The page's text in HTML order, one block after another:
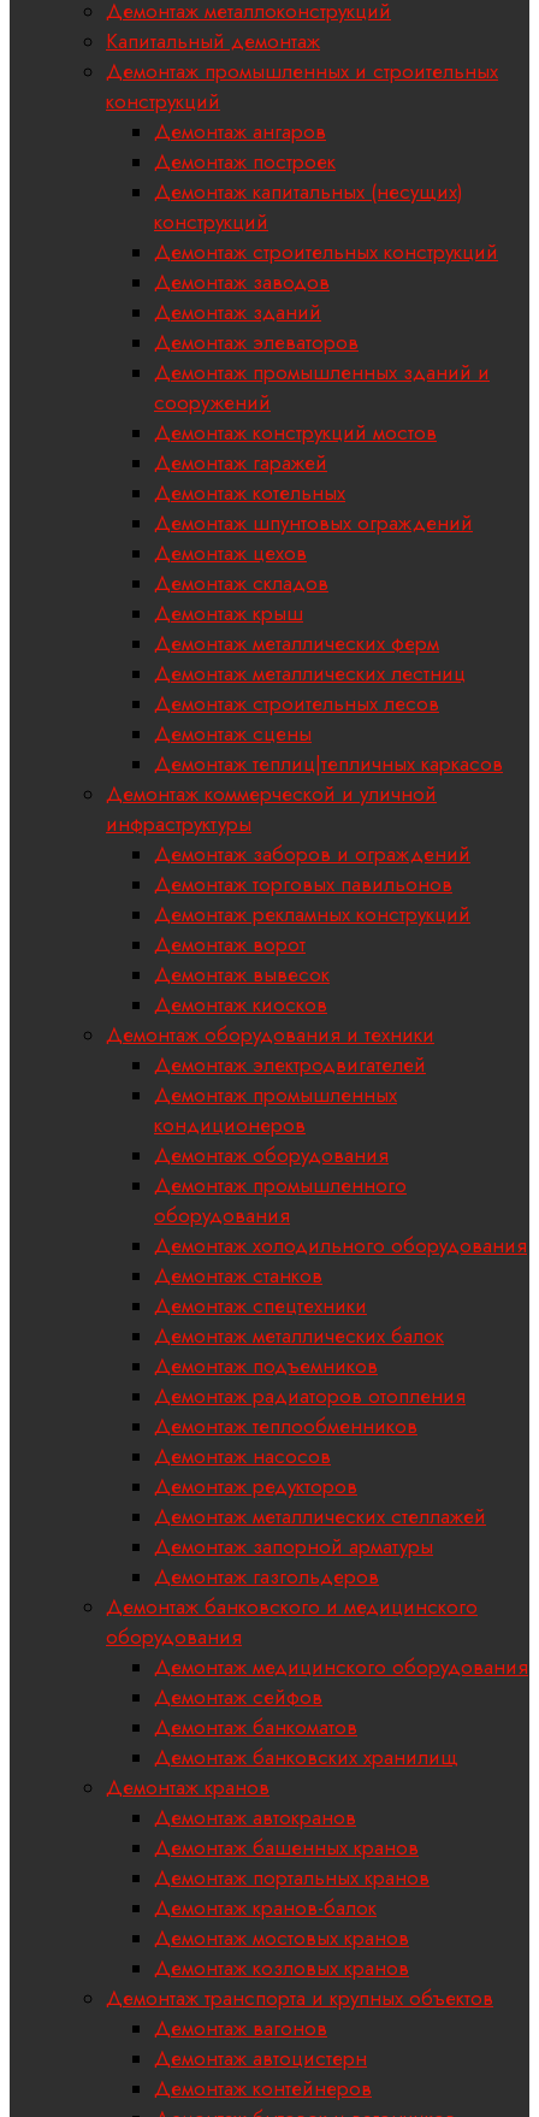
Демонтаж металлоконструкций
Капитальный демонтаж
Демонтаж промышленных и строительных
конструкций
Демонтаж ангаров
Демонтаж построек
Демонтаж капитальных (несущих)
конструкций
Демонтаж строительных конструкций
Демонтаж заводов
Демонтаж зданий
Демонтаж элеваторов
Демонтаж промышленных зданий и
сооружений
Демонтаж конструкций мостов
Демонтаж гаражей
Демонтаж котельных
Демонтаж шпунтовых ограждений
Демонтаж цехов
Демонтаж складов
Демонтаж крыш
Демонтаж металлических ферм
Демонтаж металлических лестниц
Демонтаж строительных лесов
Демонтаж сцены
Демонтаж теплиц|тепличных каркасов
Демонтаж коммерческой и уличной
инфраструктуры
Демонтаж заборов и ограждений
Демонтаж торговых павильонов
Демонтаж рекламных конструкций
Демонтаж ворот
Демонтаж вывесок
Демонтаж киосков
Демонтаж оборудования и техники
Демонтаж электродвигателей
Демонтаж промышленных
кондиционеров
Демонтаж оборудования
Демонтаж промышленного
оборудования
Демонтаж холодильного оборудования
Демонтаж станков
Демонтаж спецтехники
Демонтаж металлических балок
Демонтаж подъемников
Демонтаж радиаторов отопления
Демонтаж теплообменников
Демонтаж насосов
Демонтаж редукторов
Демонтаж металлических стеллажей
Демонтаж запорной арматуры
Демонтаж газгольдеров
Демонтаж банковского и медицинского
оборудования
Демонтаж медицинского оборудования
Демонтаж сейфов
Демонтаж банкоматов
Демонтаж банковских хранилищ
Демонтаж кранов
Демонтаж автокранов
Демонтаж башенных кранов
Демонтаж портальных кранов
Демонтаж кранов-балок
Демонтаж мостовых кранов
Демонтаж козловых кранов
Демонтаж транспорта и крупных объектов
Демонтаж вагонов
Демонтаж автоцистерн
Демонтаж контейнеров